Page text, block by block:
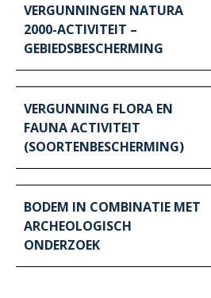
VERGUNNINGEN NATURA
2000-ACTIVITEIT –
GEBIEDSBESCHERMING
VERGUNNING FLORA EN
FAUNA ACTIVITEIT
(SOORTENBESCHERMING)
BODEM IN COMBINATIE MET
ARCHEOLOGISCH
ONDERZOEK